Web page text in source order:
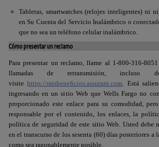
Tabletas, smartwatches (relojes inteligentes) ni
en Su Cuenta del Servicio Inalámbrico o
que no sea un teléfono celular inalámbrico.
Cómo presentar un reclamo
Para presentar un reclamo, llame al 1-800-316-8051
llamadas de retransmisión, incluso
visitehttps://misbeneficios.assurant.com . Está
ingresando en un sitio Web que Wells Fargo no
proporcionado este enlace para su comodidad,
responsable por el contenido, los enlaces, la
política de seguridad de este sitio Web. Usted debe
en el transcurso de los sesenta (60) días posteriores a
como sea razonablemente posible.